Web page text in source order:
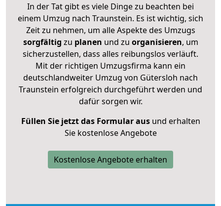
In der Tat gibt es viele Dinge zu beachten bei
einem Umzug nach Traunstein. Es ist wichtig, sich
Zeit zu nehmen, um alle Aspekte des Umzugs
sorgfältig zu planen und zu organisieren, um
sicherzustellen, dass alles reibungslos verläuft.
Mit der richtigen Umzugsfirma kann ein
deutschlandweiter Umzug von Gütersloh nach
Traunstein erfolgreich durchgeführt werden und
dafür sorgen wir.
Füllen Sie jetzt das Formular ausund erhalten
Sie kostenlose Angebote
Kostenlose Angebote erhalten